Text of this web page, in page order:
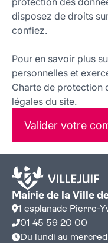
disposez de droits
confiez.
Pour en savoir plus
personnelles et
Charte de protection
légales du site.
Valider votre
Mairie de la Ville
1 esplanade Pierre-
01 45 59 20 00
Du lundi au